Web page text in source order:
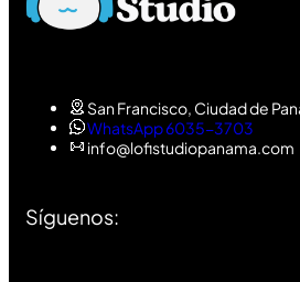
San Francisco, Ciudad de
WhatsApp 6035-3703
info@lofistudiopanama.com
Síguenos: